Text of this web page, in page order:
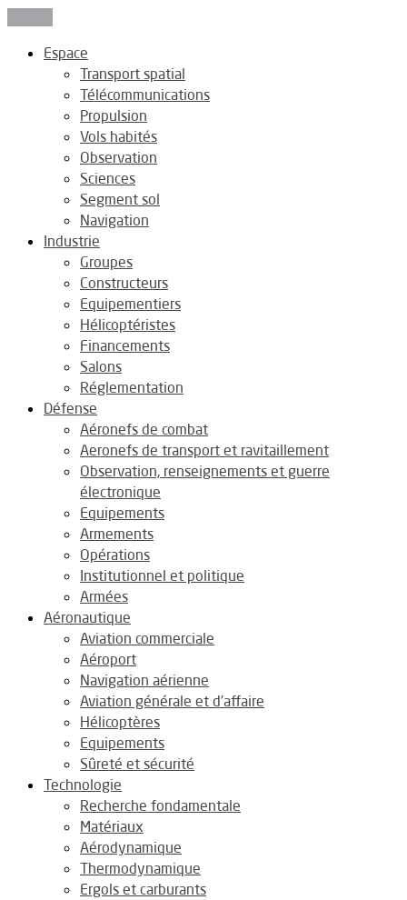
Espace
Transport spatial
Télécommunications
Propulsion
Vols habités
Observation
Sciences
Segment sol
Navigation
Industrie
Groupes
Constructeurs
Equipementiers
Hélicoptéristes
Financements
Salons
Réglementation
Défense
Aéronefs de combat
Aeronefs de transport et ravitaillement
Observation, renseignements et guerre
électronique
Equipements
Armements
Opérations
Institutionnel et politique
Armées
Aéronautique
Aviation commerciale
Aéroport
Navigation aérienne
Aviation générale et d’affaire
Hélicoptères
Equipements
Sûreté et sécurité
Technologie
Recherche fondamentale
Matériaux
Aérodynamique
Thermodynamique
Ergols et carburants